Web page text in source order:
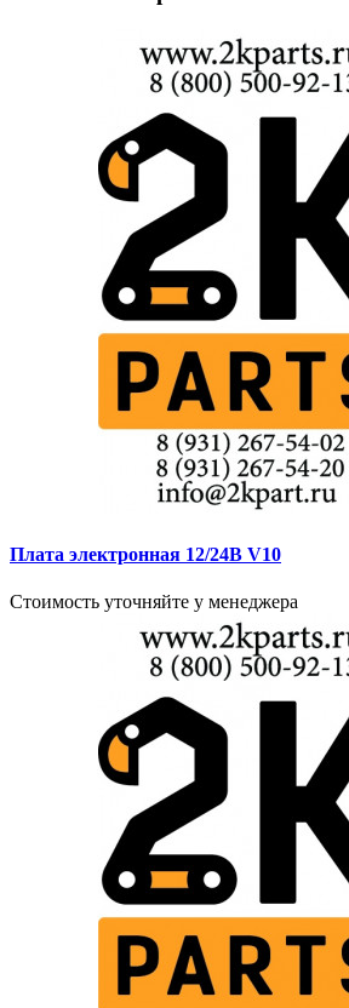
Плата электронная 12/24В V10
Стоимость уточняйте у менеджера